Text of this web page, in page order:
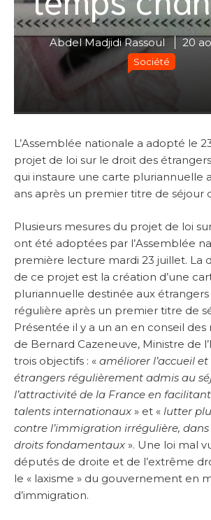
Abdel Madjidi Rassoul 20
Société
L’Assemblée nationale a adopté le
projet de loi sur le droit des
qui instaure une carte pluriannuelle
ans après un premier titre de séjour
Plusieurs mesures du projet de loi
ont été adoptées par l’Assemblée
première lecture mardi 23 juillet. La
de ce projet est la création d’une
pluriannuelle destinée aux
régulière après un premier titre de
Présentée il y a un an en conseil des
de Bernard Cazeneuve, Ministre de
trois objectifs : « améliorer l’accueil
étrangers régulièrement admis au
l’attractivité de la France en
talents internationaux » et « lutter
contre l’immigration irrégulière, dans
droits fondamentaux ». Une loi mal
députés de droite et de l’extrême
le « laxisme » du gouvernement en
d’immigration.